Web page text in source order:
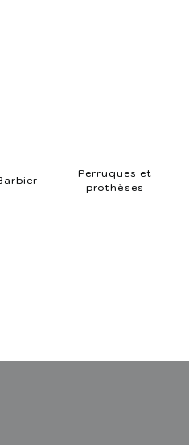
Perruques et
prothèses